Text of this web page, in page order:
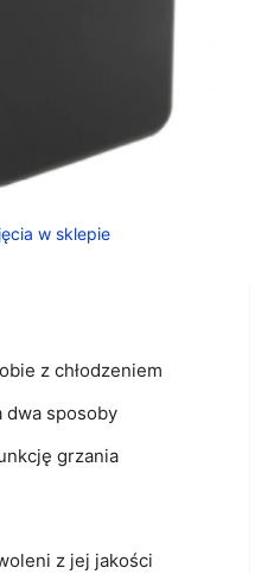
w sklepie
z chłodzeniem
dwa sposoby
grzania
z jej jakości